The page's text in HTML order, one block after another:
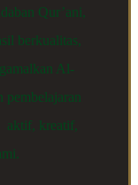
Qur’ani,
berkualitas,
Al-
pembelajaran
aktif, kreatif,